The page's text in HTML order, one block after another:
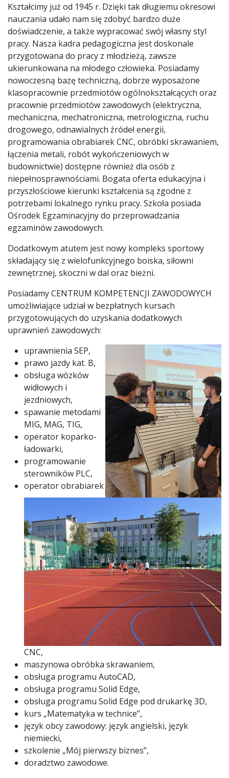
Kształcimy już od 1945 r. Dzięki tak długiemu okresowi
nauczania udało nam się zdobyć bardzo duże
doświadczenie, a także wypracować swój własny styl
pracy. Nasza kadra pedagogiczna jest doskonale
przygotowana do pracy z młodzieżą, zawsze
ukierunkowana na młodego człowieka. Posiadamy
nowoczesną bazę techniczną, dobrze wyposażone
klasopracownie przedmiotów ogólnokształcących oraz
pracownie przedmiotów zawodowych (elektryczna,
mechaniczna, mechatroniczna, metrologiczna, ruchu
drogowego, odnawialnych źródeł energii,
programowania obrabiarek CNC, obróbki skrawaniem,
łączenia metali, robót wykończeniowych w
budownictwie) dostępne również dla osób z
niepełnosprawnościami. Bogata oferta edukacyjna i
przyszłościowe kierunki kształcenia są zgodne z
potrzebami lokalnego rynku pracy. Szkoła posiada
Ośrodek Egzaminacyjny do przeprowadzania
egzaminów zawodowych.
Dodatkowym atutem jest nowy kompleks sportowy
składający się z wielofunkcyjnego boiska, siłowni
zewnętrznej, skoczni w dal oraz bieżni.
Posiadamy CENTRUM KOMPETENCJI ZAWODOWYCH
umożliwiające udział w bezpłatnych kursach
przygotowujących do uzyskania dodatkowych
uprawnień zawodowych:
uprawnienia SEP,
prawo jazdy kat. B,
obsługa wózków
widłowych i
jezdniowych,
spawanie metodami
MIG, MAG, TIG,
operator koparko-
ładowarki,
programowanie
sterowników PLC,
operator obrabiarek
CNC,
maszynowa obróbka skrawaniem,
obsługa programu AutoCAD,
obsługa programu Solid Edge,
obsługa programu Solid Edge pod drukarkę 3D,
kurs „Matematyka w technice”,
język obcy zawodowy: język angielski, język
niemiecki,
szkolenie „Mój pierwszy biznes”,
doradztwo zawodowe.